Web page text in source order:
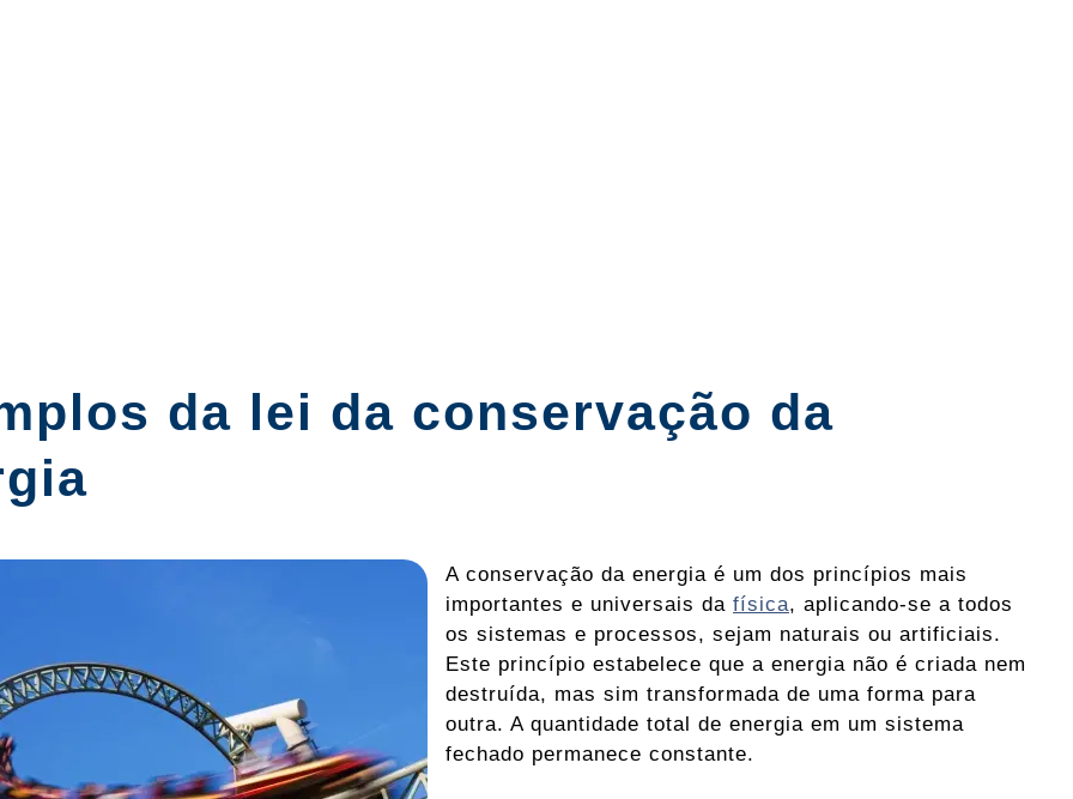
da lei da conservação da
A conservação da energia é um dos princípios mais
importantes e universais da física, aplicando-se a todos
os sistemas e processos, sejam naturais ou artificiais.
Este princípio estabelece que a energia não é criada nem
destruída, mas sim transformada de uma forma para
outra. A quantidade total de energia em um sistema
fechado permanece constante.